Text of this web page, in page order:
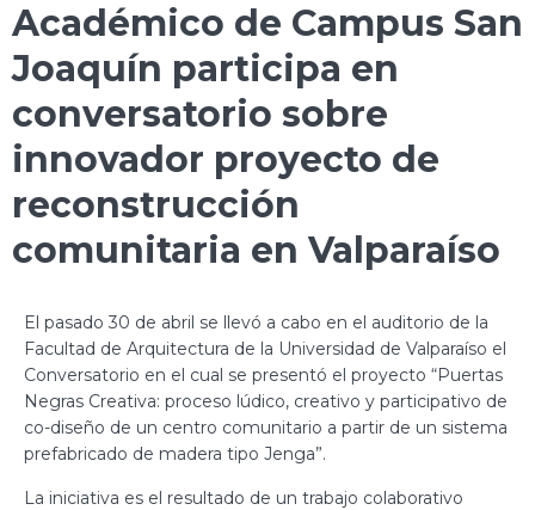
Académico de Campus San
Joaquín participa en
conversatorio sobre
innovador proyecto de
reconstrucción
comunitaria en Valparaíso
El pasado 30 de abril se llevó a cabo en el auditorio de la
Facultad de Arquitectura de la Universidad de Valparaíso el
Conversatorio en el cual se presentó el proyecto “Puertas
Negras Creativa: proceso lúdico, creativo y participativo de
co-diseño de un centro comunitario a partir de un sistema
prefabricado de madera tipo Jenga”.
La iniciativa es el resultado de un trabajo colaborativo